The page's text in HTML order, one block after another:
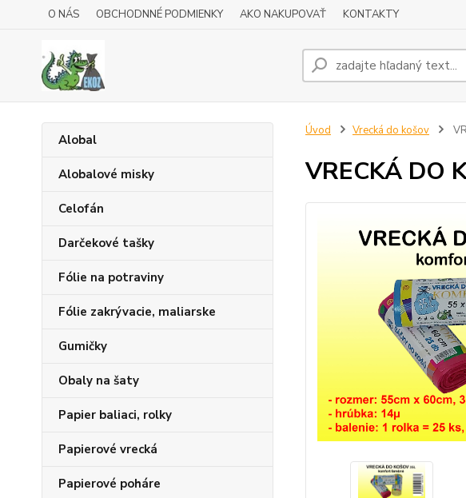
O NÁS OBCHODNNÉ PODMIENKY AKO NAKUPOVAŤ KONTAKTY
Alobal
Alobalové misky
Celofán
Darčekové tašky
Fólie na potraviny
Fólie zakrývacie, maliarske
Gumičky
Obaly na šaty
Papier baliaci, rolky
Papierové vrecká
Papierové poháre
Úvod Vrecká do košov
VRECKÁ DO